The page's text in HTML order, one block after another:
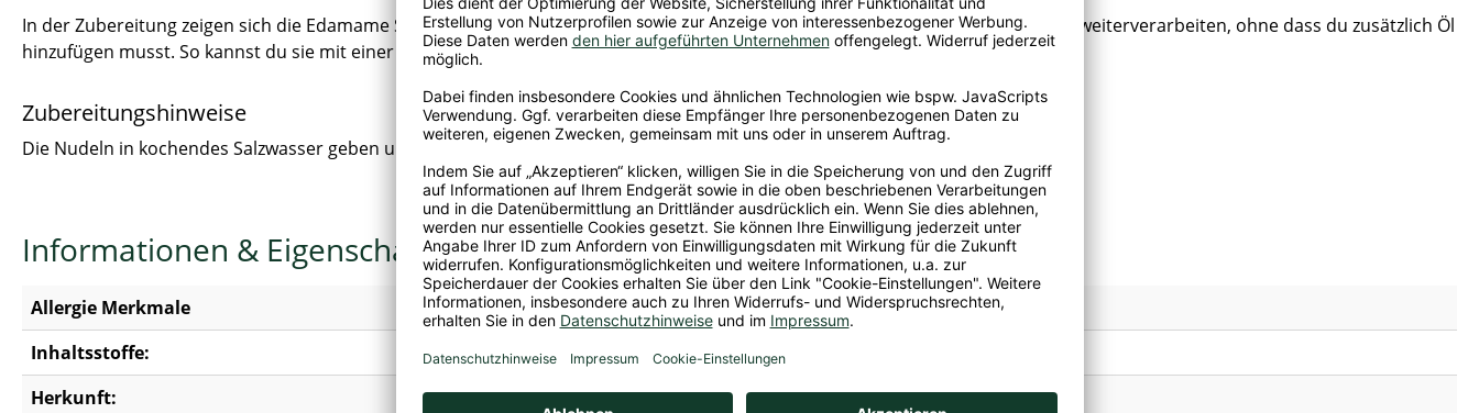
In der Zubereitung zeigen sich die Edamame Spaghetti unkompliziert. Sie bleiben nach dem Garen locker und lassen sich direkt weiterverarbeiten, ohne dass du zusätzlich Öl
hinzufügen musst. So kannst du sie mit einer Sauce servieren oder als Grundlage für unterschiedliche Gerichte verwenden.
Zubereitungshinweise
Die Nudeln in kochendes Salzwasser geben und 5 Minuten Bissfest garen.
Informationen & Eigenschaften
Allergie Merkmale EnthältSoja.
Inhaltsstoffe:
100% Bio GrüneSOJABOHNEN
Herkunft:
Nicht-EU-Landwirtschaft